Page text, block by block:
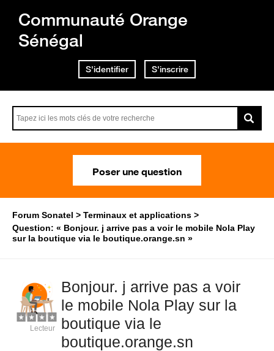
Communauté Orange
Sénégal
S'identifier S'inscrire
Poser une question
Forum Sonatel
Terminaux et applications
Question: « Bonjour. j arrive pas a voir le mobile Nola Play
sur la boutique via le boutique.orange.sn »
Bonjour. j arrive pas a voir
le mobile Nola Play sur la
boutique via le
boutique.orange.sn
Lecteur